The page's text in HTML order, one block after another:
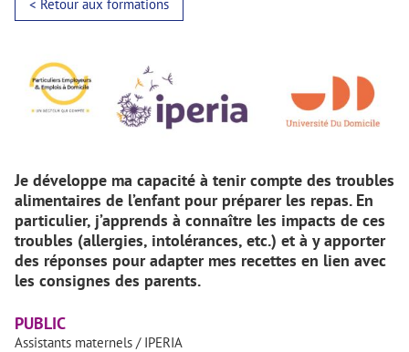
< Retour aux formations
Je développe ma capacité à tenir compte des troubles
alimentaires de l’enfant pour préparer les repas. En
particulier, j’apprends à connaître les impacts de ces
troubles (allergies, intolérances, etc.) et à y apporter
des réponses pour adapter mes recettes en lien avec
les consignes des parents.
PUBLIC
Assistants maternels / IPERIA